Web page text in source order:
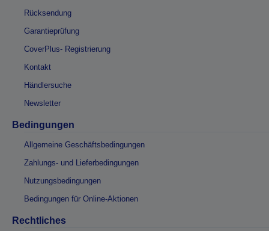
Rücksendung
Garantieprüfung
CoverPlus- Registrierung
Kontakt
Händlersuche
Newsletter
Bedingungen
Allgemeine Geschäftsbedingungen
Zahlungs- und Lieferbedingungen
Nutzungsbedingungen
Bedingungen für Online-Aktionen
Rechtliches